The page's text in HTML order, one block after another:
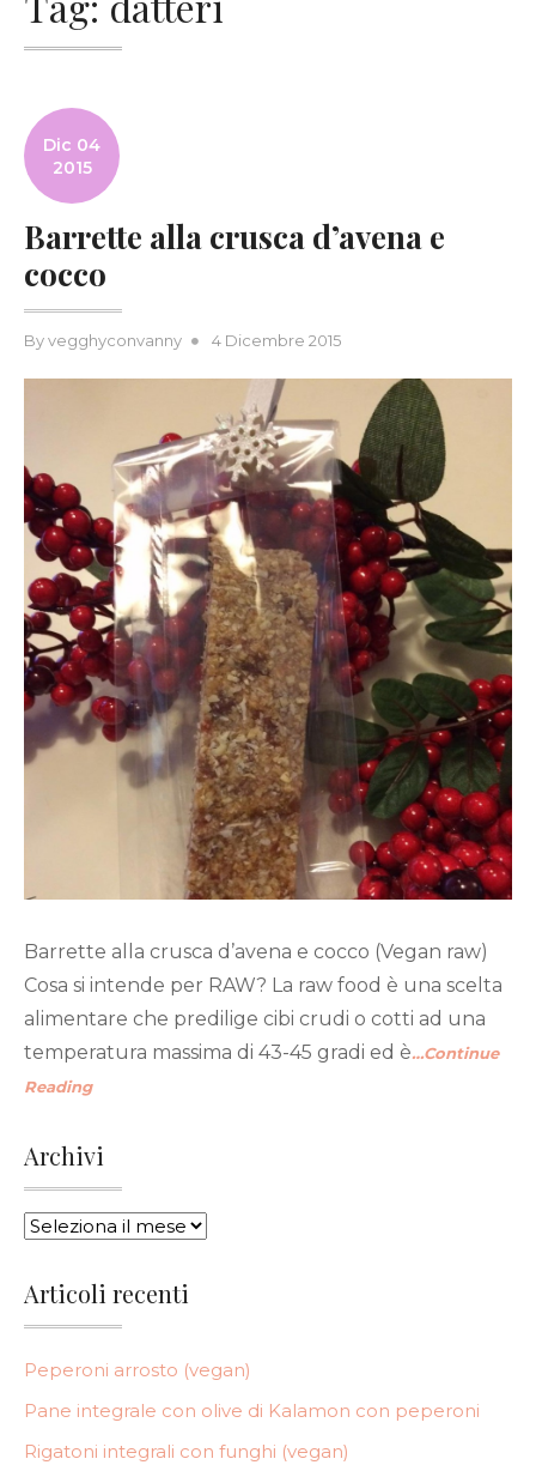
Dic 04
2015
Barrette alla crusca d’avena e
cocco
Byvegghyconvanny
Posted
4 Dicembre 2015
Barrette alla crusca d’avena e cocco (Vegan raw)
Cosa si intende per RAW? La raw food è una scelta
alimentare che predilige cibi crudi o cotti ad una
temperatura massima di 43-45 gradi ed è…Continue
Reading
Archivi
ARCHIVI
Articoli recenti
Peperoni arrosto (vegan)
Pane integrale con olive di Kalamon con peperoni
Rigatoni integrali con funghi (vegan)